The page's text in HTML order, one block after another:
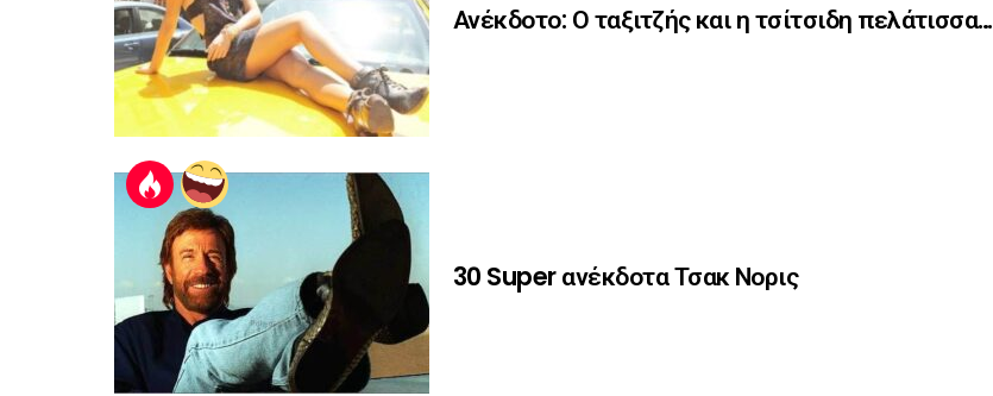
Ανέκδοτο: Ο ταξιτζής και η τσίτσιδη πελάτισσα…
30 Super ανέκδοτα Τσακ Νορις